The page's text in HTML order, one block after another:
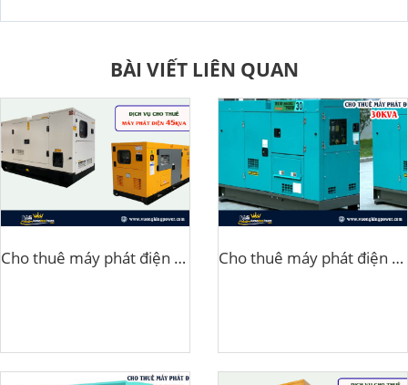
BÀI VIẾT LIÊN QUAN
Cho thuê máy phát điện 45kva Cho thuê máy phát điện 30kva